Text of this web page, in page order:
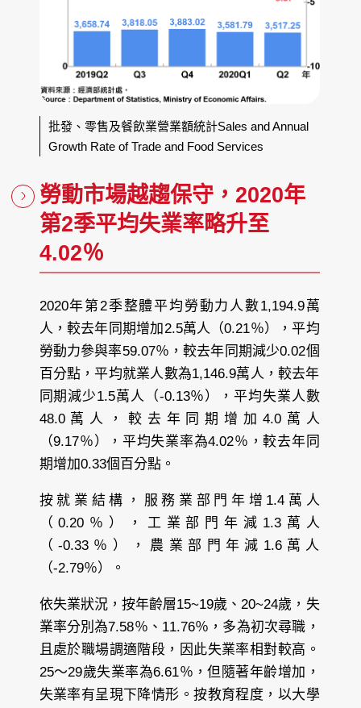
批發、零售及餐飲業營業額統計Sales and Annual
Growth Rate of Trade and Food Services
勞動市場越趨保守，2020年
第2季平均失業率略升至
4.02％
2020年第2季整體平均勞動力人數1,194.9萬
人，較去年同期增加2.5萬人（0.21％），平均
勞動力參與率59.07％，較去年同期減少0.02個
百分點，平均就業人數為1,146.9萬人，較去年
同期減少1.5萬人（-0.13％），平均失業人數
48.0萬人，較去年同期增加4.0萬人
（9.17％），平均失業率為4.02％，較去年同
期增加0.33個百分點。
按就業結構，服務業部門年增1.4萬人
（0.20％），工業部門年減1.3萬人
（-0.33％），農業部門年減1.6萬人
（-2.79％）。
依失業狀況，按年齡層15~19歲、20~24歲，失
業率分別為7.58％、11.76％，多為初次尋職，
且處於職場調適階段，因此失業率相對較高。
25～29歲失業率為6.61％，但隨著年齡增加，
失業率有呈現下降情形。按教育程度，以大學